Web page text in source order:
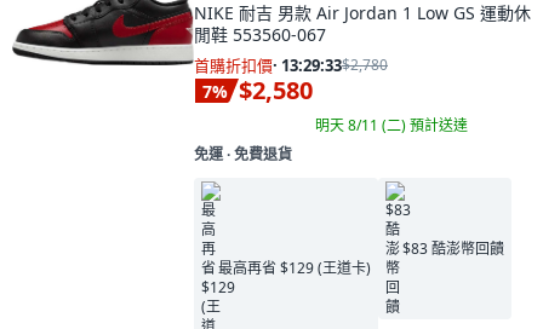
NIKE 耐吉 男款 Air Jordan 1 Low GS 運動休
閒鞋 553560-067
首購折扣價· 13:29:32$2,780
7% $2,580
明天 8/11 (二)預計送達
免運 ∙ 免費退貨
最高再省 $129 (王道卡)
$83 酷澎幣回饋